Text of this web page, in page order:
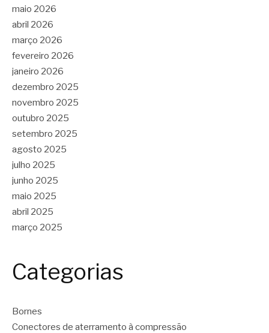
maio 2026
abril 2026
março 2026
fevereiro 2026
janeiro 2026
dezembro 2025
novembro 2025
outubro 2025
setembro 2025
agosto 2025
julho 2025
junho 2025
maio 2025
abril 2025
março 2025
Categorias
Bornes
Conectores de aterramento à compressão